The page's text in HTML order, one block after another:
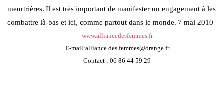
meurtrières. Il est très important de manifester un engagement à les
combattre là-bas et ici, comme partout dans le monde. 7 mai 2010
www.alliancedesfemmes.fr
E-mail:alliance.des.femmes@orange.fr
Contact : 06 86 44 59 29